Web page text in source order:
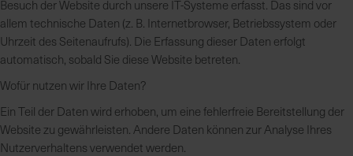
B
e
r
a
t
n
g
Besuch der Website durch unsere IT-Systeme erfasst. Das sind vor
allem technische Daten (z. B. Internetbrowser, Betriebssystem oder
Uhrzeit des Seitenaufrufs). Die Erfassung dieser Daten erfolgt
automatisch, sobald Sie diese Website betreten.
Wofür nutzen wir Ihre Daten?
Ein Teil der Daten wird erhoben, um eine fehlerfreie Bereitstellung der
Website zu gewährleisten. Andere Daten können zur Analyse Ihres
Nutzerverhaltens verwendet werden.